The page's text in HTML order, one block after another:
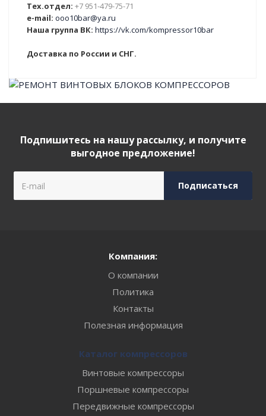
Тех.отдел: +7 951-479-75-71
e-mail: ooo10bar@ya.ru
Наша группа ВК: https://vk.com/kompressor10bar
Доставка по России и СНГ.
Подпишитесь на нашу рассылку, и получите
выгодное предложение!
Компания:
О компании
Политика
Контакты
Полезная информация
Каталог компрессоров
Винтовые компрессоры
Поршневые компрессоры
Передвижные компрессоры